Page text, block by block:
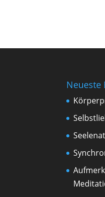
Neueste